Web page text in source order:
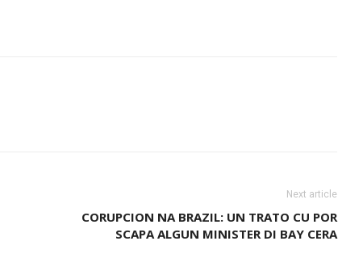
Next article
CORUPCION NA BRAZIL: UN TRATO CU POR
SCAPA ALGUN MINISTER DI BAY CERA